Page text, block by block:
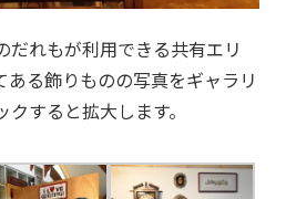
だれもが利用できる共有エリ
る飾りものの写真をギャラリ
すると拡大します。